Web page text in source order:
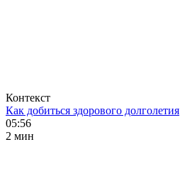
Контекст
Как добиться здорового долголетия
05:56
2 мин